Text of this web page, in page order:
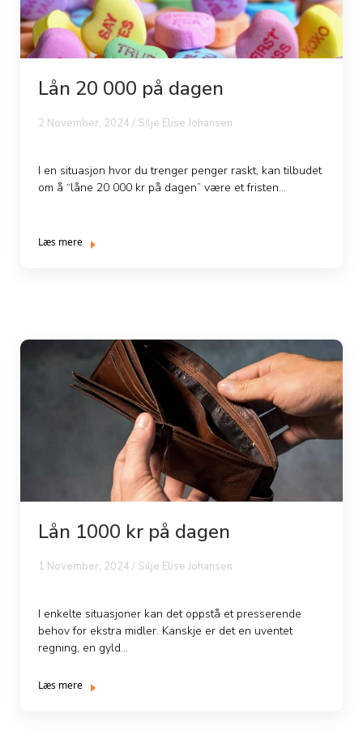
Lån 20 000 på dagen
2 November, 2024 / Silje Elise Johansen
I en situasjon hvor du trenger penger raskt, kan tilbudet
om å “låne 20 000 kr på dagen” være et fristen...
Læs mere
Lån 1000 kr på dagen
1 November, 2024 / Silje Elise Johansen
I enkelte situasjoner kan det oppstå et presserende
behov for ekstra midler. Kanskje er det en uventet
regning, en gyld...
Læs mere